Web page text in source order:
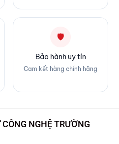
🛡
Bảo hành uy tín
Cam kết hàng chính hãng
NGHỆ TRƯỜNG